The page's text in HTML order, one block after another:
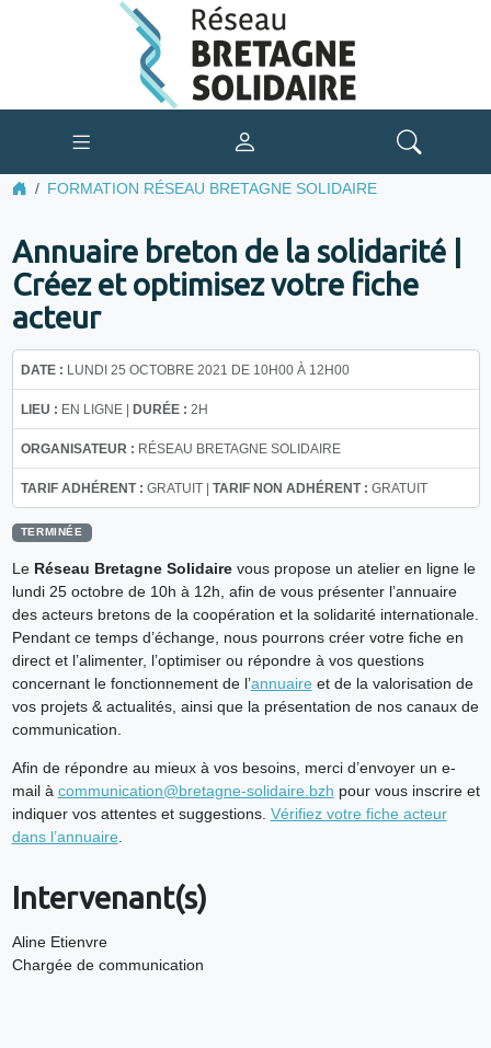
FORMATION RÉSEAU BRETAGNE SOLIDAIRE
Annuaire breton de la solidarité |
Créez et optimisez votre fiche
acteur
DATE : LUNDI 25 OCTOBRE 2021 DE 10H00 À 12H00
LIEU : EN LIGNE | DURÉE : 2H
ORGANISATEUR : RÉSEAU BRETAGNE SOLIDAIRE
TARIF ADHÉRENT : GRATUIT | TARIF NON ADHÉRENT : GRATUIT
TERMINÉE
Le Réseau Bretagne Solidairevous propose un atelier en ligne le
lundi 25 octobre de 10h à 12h, afin de vous présenter l’annuaire
des acteurs bretons de la coopération et la solidarité internationale.
Pendant ce temps d’échange, nous pourrons créer votre fiche en
direct et l’alimenter, l’optimiser ou répondre à vos questions
concernant le fonctionnement de l’annuaireet de la valorisation de
vos projets & actualités, ainsi que la présentation de nos canaux de
communication.
Afin de répondre au mieux à vos besoins, merci d’envoyer un e-
mail à communication@bretagne-solidaire.bzh pour vous inscrire et
indiquer vos attentes et suggestions. Vérifiez votre fiche acteur
dans l’annuaire.
Intervenant(s)
Aline Etienvre
Chargée de communication